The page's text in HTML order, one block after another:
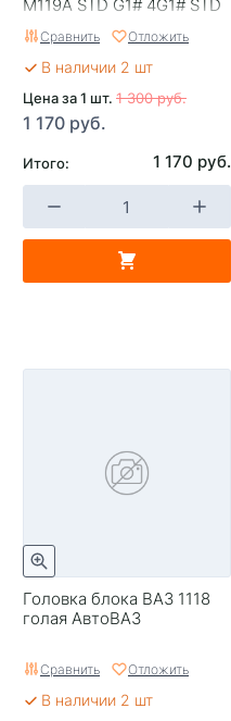
M119A STD G1# 4G1# STD
Сравнить Отложить
В наличии 2 шт
Цена за 1 шт. 1 300 руб.
1 170 руб.
Итого: 1 170 руб.
Головка блока ВАЗ 1118
голая АвтоВАЗ
Сравнить Отложить
В наличии 2 шт